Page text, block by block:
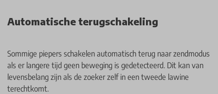
Automatische terugschakeling
Sommige piepers schakelen automatisch terug naar zendmodus
als er langere tijd geen beweging is gedetecteerd. Dit kan van
levensbelang zijn als de zoeker zelf in een tweede lawine
terechtkomt.